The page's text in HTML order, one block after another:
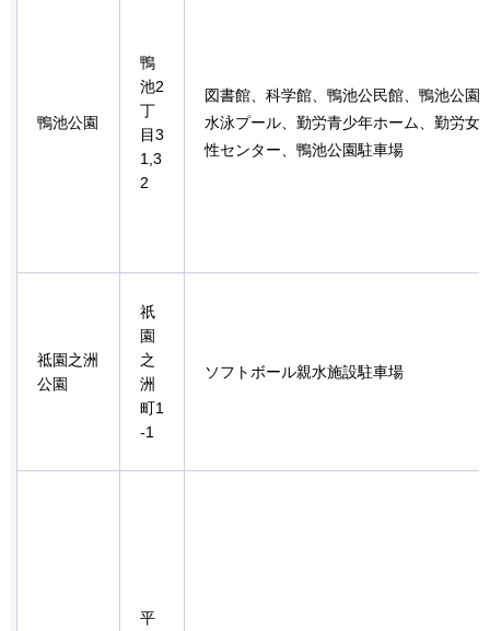
鴨池公園
鴨
池2
丁
目3
1,3
2
図書館、科学館、鴨池公民館、鴨池公園
水泳プール、勤労青少年ホーム、勤労女
性センター、鴨池公園駐車場
祗園之洲
公園
祇
園
之
洲
町1
-1
ソフトボール親水施設駐車場
平